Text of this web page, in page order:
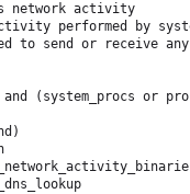
network activity
performed by
to send or receive any
(system_procs or